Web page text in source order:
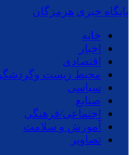
پایگاه خبری هرمزگان
خانه
اخبار
اقتصادی
محیط زیست
سیاسی
صنایع
اجتماعی/فرهنگی
آموزش و سلامت
تصاویر